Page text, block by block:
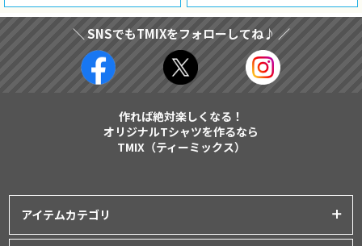
＼ SNSでもTMIXをフォローしてね♪ ／
作れば絶対楽しくなる！
オリジナルTシャツを作るなら
TMIX（ティーミックス）
アイテムカテゴリ